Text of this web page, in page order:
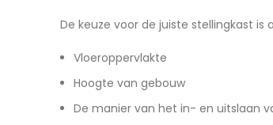
De keuze voor de juiste stellingkast
Vloeroppervlakte
Hoogte van gebouw
De manier van het in- en uitslaan